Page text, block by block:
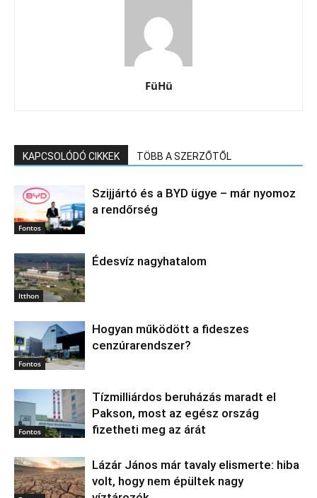
FüHü
KAPCSOLÓDÓ CIKKEK TÖBB A SZERZŐTŐL
Fontos
Szijjártó és a BYD ügye – már nyomoz
a rendőrség
Itthon
Édesvíz nagyhatalom
Fontos
Hogyan működött a fideszes
cenzúrarendszer?
Fontos
Tízmilliárdos beruházás maradt el
Pakson, most az egész ország
fizetheti meg az árát
Lázár János már tavaly elismerte: hiba
volt, hogy nem épültek nagy